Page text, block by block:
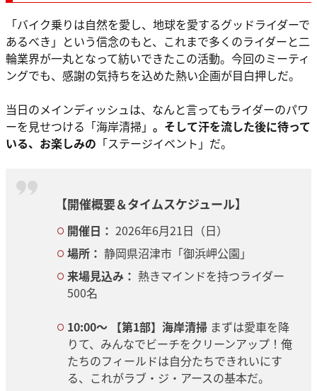
「バイク乗りは自然を愛し、地球を愛するグッドライダーで
あるべき」という信念のもと、これまで多くのライダーと二
輪業界が一丸となって紡いできたこの活動。今回のミーティ
ングでも、感謝の気持ちを込めた熱い企画が目白押しだ。
当日のメインディッシュは、なんと言ってもライダーのパワ
ーを見せつける「海岸清掃」 。そして汗を流した後に待って
いる、お楽しみの 「ステージイベント」だ。
【開催概要＆タイムスケジュール】
開催日： 2026年6月21日（日）
場所： 静岡県沼津市「御浜岬公園」
来場見込み： 熱きマインドを持つライダー
500名
10:00〜 【第1部】海岸清掃 まずは愛車を降
りて、みんなでビーチをクリーンアップ！俺
たちのフィールドは自分たちできれいにす
る、これがラブ・ジ・アースの基本だ。